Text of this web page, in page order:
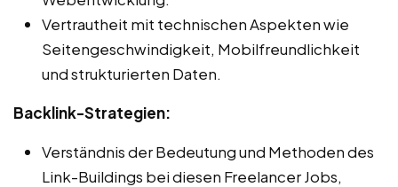
Vertrautheit mit technischen Aspekten wie
Seitengeschwindigkeit, Mobilfreundlichkeit
und strukturierten Daten.
Backlink-Strategien:
Verständnis der Bedeutung und Methoden des
Link-Buildings bei diesen Freelancer Jobs,